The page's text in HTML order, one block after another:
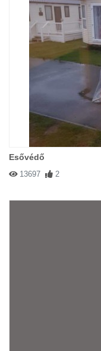
Esővédő
13697 2